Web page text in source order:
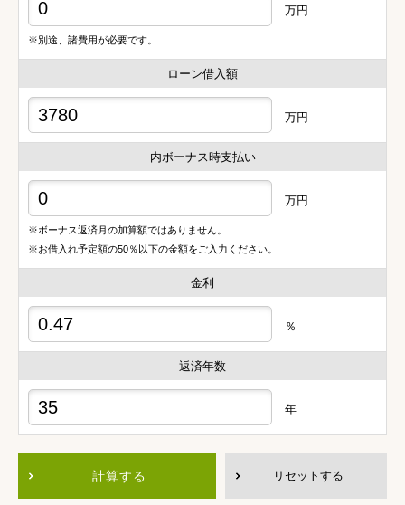
万円
※別途、諸費用が必要です。
ローン借入額
万円
内ボーナス時支払い
万円
※ボーナス返済月の加算額ではありません。
※お借入れ予定額の50％以下の金額をご入力ください。
金利
％
返済年数
年
計算する リセットする